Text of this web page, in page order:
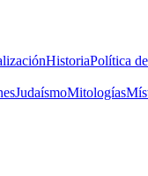
HistoriaPolítica
JudaísmoMitologías